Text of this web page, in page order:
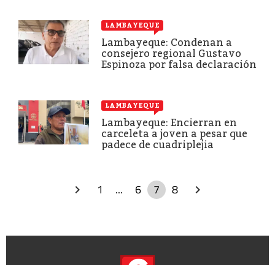
LAMBAYEQUE
Lambayeque: Condenan a
consejero regional Gustavo
Espinoza por falsa declaración
LAMBAYEQUE
Lambayeque: Encierran en
carceleta a joven a pesar que
padece de cuadriplejia
1 ... 6 7 8